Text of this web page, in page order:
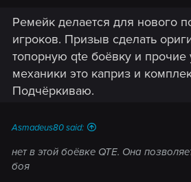
Ремейк делается для нового
игроков. Призыв сделать
топорную qte боёвку и прочие
механики это каприз и
Подчёркиваю.
Asmadeus80 said:
нет в этой боёвке QTE. Она
боя